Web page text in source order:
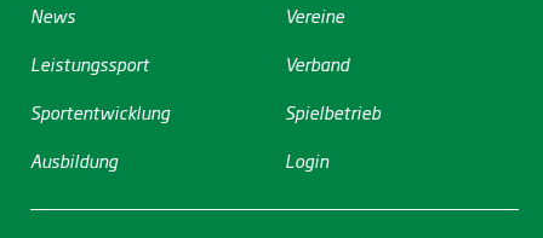
News
Leistungssport
Sportentwicklung
Ausbildung
Vereine
Verband
Spielbetrieb
Login